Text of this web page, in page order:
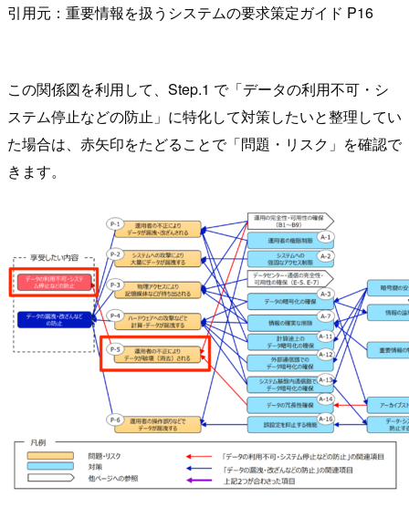
引用元：重要情報を扱うシステムの要求策定ガイド P16
この関係図を利用して、Step.1 で「データの利用不可・シ
ステム停止などの防止」に特化して対策したいと整理してい
た場合は、赤矢印をたどることで「問題・リスク」を確認で
きます。